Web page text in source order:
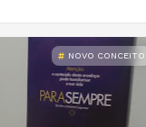
NOVO CONCEITO